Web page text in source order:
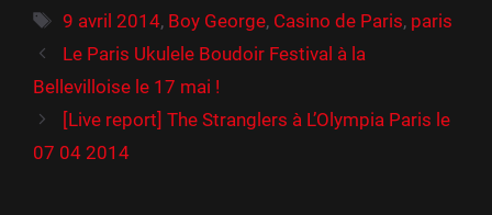
Étiquettes
9 avril 2014, Boy George, Casino de Paris, paris
Le Paris Ukulele Boudoir Festival à la
Bellevilloise le 17 mai !
[Live report] The Stranglers à L’Olympia Paris le
07 04 2014